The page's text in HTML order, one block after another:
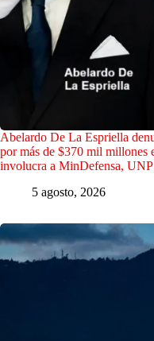
Abelardo De La Espriella
por más de $370 mil millones
involucra a MinDefensa,
5 agosto, 2026